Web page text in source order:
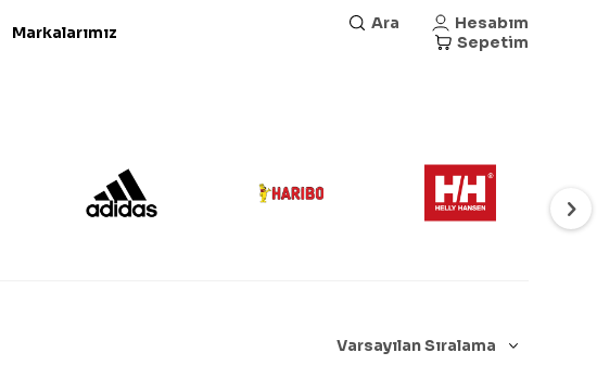
Markalarımız Ara
Hesabım
Sepetim